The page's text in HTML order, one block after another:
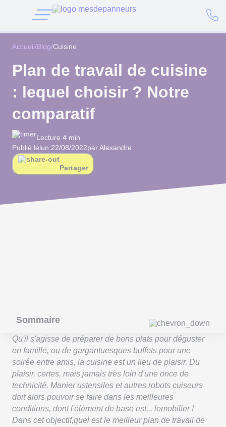
Accueil/Blog/Cuisine
Plan de travail de cuisine
: lequel choisir ? Notre
comparatif
Lecture 4 min
Publié lelun 22/08/2022par Alexandre
Partager
Sommaire
Qu'il s'agisse de préparer de bons plats pour déguster
en famille, ou de gargantuesques buffets pour une
soirée entre amis, la cuisine est un lieu de plaisir. Du
plaisir, certes, mais jamais très loin d'une once de
technicité. Manier ustensiles et autres robots cuiseurs
doit alors pouvoir se faire dans les meilleures
conditions, dont l'élément de base est... lemobilier !
Dans cet objectif,quel est le meilleur plan de travail de